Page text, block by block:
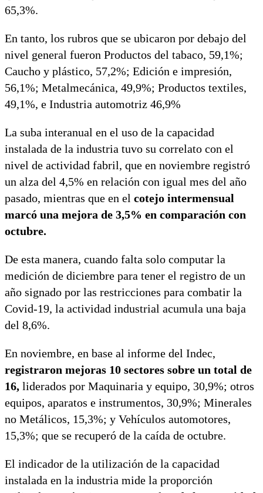
65,3%.
En tanto, los rubros que se ubicaron por debajo del
nivel general fueron Productos del tabaco, 59,1%;
Caucho y plástico, 57,2%; Edición e impresión,
56,1%; Metalmecánica, 49,9%; Productos textiles,
49,1%, e Industria automotriz 46,9%
La suba interanual en el uso de la capacidad
instalada de la industria tuvo su correlato con el
nivel de actividad fabril, que en noviembre registró
un alza del 4,5% en relación con igual mes del año
pasado, mientras que en el cotejo intermensual
marcó una mejora de 3,5% en comparación con
octubre.
De esta manera, cuando falta solo computar la
medición de diciembre para tener el registro de un
año signado por las restricciones para combatir la
Covid-19, la actividad industrial acumula una baja
del 8,6%.
En noviembre, en base al informe del Indec,
registraron mejoras 10 sectores sobre un total de
16, liderados por Maquinaria y equipo, 30,9%; otros
equipos, aparatos e instrumentos, 30,9%; Minerales
no Metálicos, 15,3%; y Vehículos automotores,
15,3%; que se recuperó de la caída de octubre.
El indicador de la utilización de la capacidad
instalada en la industria mide la proporción